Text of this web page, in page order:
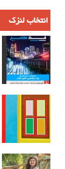
انتخاب لنزک